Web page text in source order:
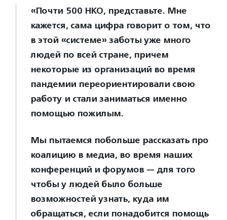
«Почти 500 НКО, представьте. Мне
кажется, сама цифра говорит о том, что
в этой «системе» заботы уже много
людей по всей стране, причем
некоторые из организаций во время
пандемии переориентировали свою
работу и стали заниматься именно
помощью пожилым.
Мы пытаемся побольше рассказать про
коалицию в медиа, во время наших
конференций и форумов — для того
чтобы у людей было больше
возможностей узнать, куда им
обращаться, если понадобится помощь